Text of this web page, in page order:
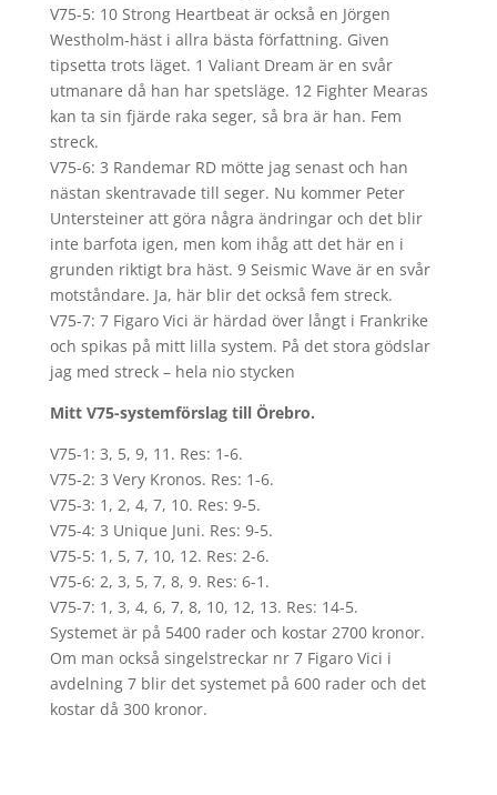
V75-5: 10 Strong Heartbeat är också en Jörgen
Westholm-häst i allra bästa författning. Given
tipsetta trots läget. 1 Valiant Dream är en svår
utmanare då han har spetsläge. 12 Fighter Mearas
kan ta sin fjärde raka seger, så bra är han. Fem
streck.
V75-6: 3 Randemar RD mötte jag senast och han
nästan skentravade till seger. Nu kommer Peter
Untersteiner att göra några ändringar och det blir
inte barfota igen, men kom ihåg att det här en i
grunden riktigt bra häst. 9 Seismic Wave är en svår
motståndare. Ja, här blir det också fem streck.
V75-7: 7 Figaro Vici är härdad över långt i Frankrike
och spikas på mitt lilla system. På det stora gödslar
jag med streck – hela nio stycken
Mitt V75-systemförslag till Örebro.
V75-1: 3, 5, 9, 11. Res: 1-6.
V75-2: 3 Very Kronos. Res: 1-6.
V75-3: 1, 2, 4, 7, 10. Res: 9-5.
V75-4: 3 Unique Juni. Res: 9-5.
V75-5: 1, 5, 7, 10, 12. Res: 2-6.
V75-6: 2, 3, 5, 7, 8, 9. Res: 6-1.
V75-7: 1, 3, 4, 6, 7, 8, 10, 12, 13. Res: 14-5.
Systemet är på 5400 rader och kostar 2700 kronor.
Om man också singelstreckar nr 7 Figaro Vici i
avdelning 7 blir det systemet på 600 rader och det
kostar då 300 kronor.